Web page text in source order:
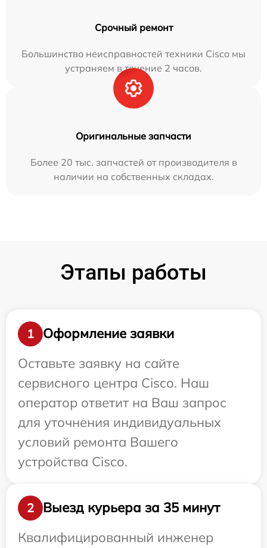
Срочный ремонт
Большинство неисправностей техники Cisco мы
устраняем в течение 2 часов.
Оригинальные запчасти
Более 20 тыс. запчастей от производителя в
наличии на собственных складах.
Этапы работы
1
Оформление заявки
Оставьте заявку на сайте
сервисного центра Cisco. Наш
оператор ответит на Ваш запрос
для уточнения индивидуальных
условий ремонта Вашего
устройства Cisco.
2
Выезд курьера за 35 минут
Квалифицированный инженер